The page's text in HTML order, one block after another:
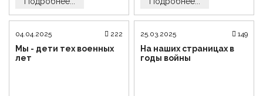
04.04.2025 222
Мы - дети тех военных
лет
25.03.2025 149
На наших страницах в
годы войны